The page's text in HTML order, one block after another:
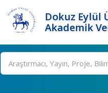
Dokuz Eylül
Akademik
Ara